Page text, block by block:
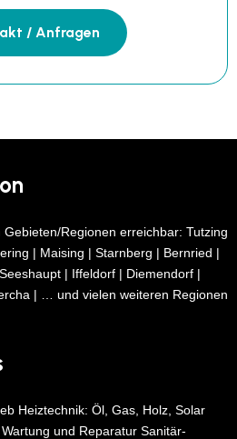
/ Anfragen
Regionen erreichbar: Tutzing
| Maising | Starnberg | Bernried |
| Iffeldorf | Diemendorf |
| … und vielen weiteren Regionen
Heiztechnik: Öl, Gas, Holz, Solar
und Reparatur Sanitär-